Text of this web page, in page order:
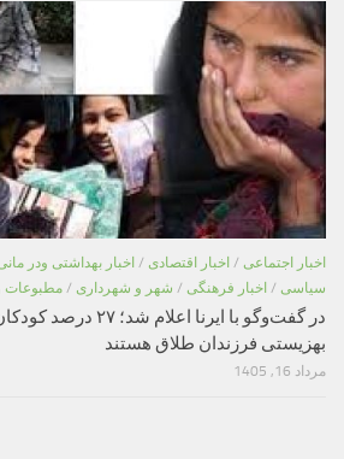
اخبار اجتماعی / اخبار اقتصادی / اخبار بهداشتی ودر
سیاسی / اخبار فرهنگی / شهر و شهرداری / مطبوعات
در گفت‌وگو با ایرنا
بهزیستی فرزندان طلاق هستند
مرداد 16, 1405